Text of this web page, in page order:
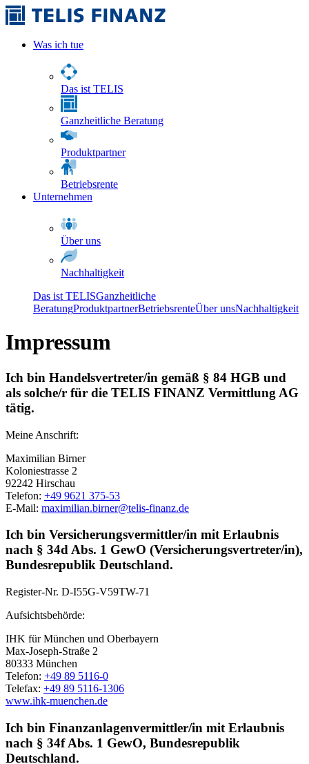
Was ich tue
Das ist TELIS
Ganzheitliche Beratung
Produktpartner
Betriebsrente
Unternehmen
Über uns
Nachhaltigkeit
Das ist TELISGanzheitliche
BeratungProduktpartnerBetriebsrenteÜber unsNachhaltigkeit
Impressum
Ich bin Handelsvertreter/in gemäß § 84 HGB und
als solche/r für die TELIS FINANZ Vermittlung AG
tätig.
Meine Anschrift:
Maximilian Birner
Koloniestrasse 2
92242 Hirschau
Telefon: +49 9621 375-53
E-Mail: maximilian.birner@telis-finanz.de
Ich bin Versicherungsvermittler/in mit Erlaubnis
nach § 34d Abs. 1 GewO (Versicherungsvertreter/in),
Bundesrepublik Deutschland.
Register-Nr. D-I55G-V59TW-71
Aufsichtsbehörde:
IHK für München und Oberbayern
Max-Joseph-Straße 2
80333 München
Telefon: +49 89 5116-0
Telefax: +49 89 5116-1306
www.ihk-muenchen.de
Ich bin Finanzanlagenvermittler/in mit Erlaubnis
nach § 34f Abs. 1 GewO, Bundesrepublik
Deutschland.